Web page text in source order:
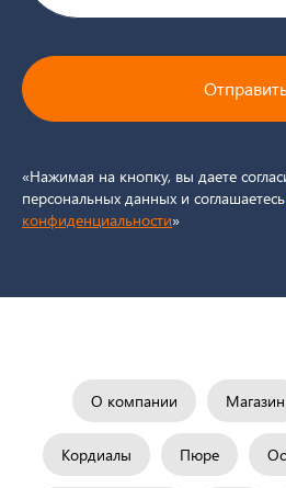
«Нажимая на кнопку, вы даете
персональных данных и соглашаетесь
конфиденциальности»
О компании Магазин
Кордиалы Пюре